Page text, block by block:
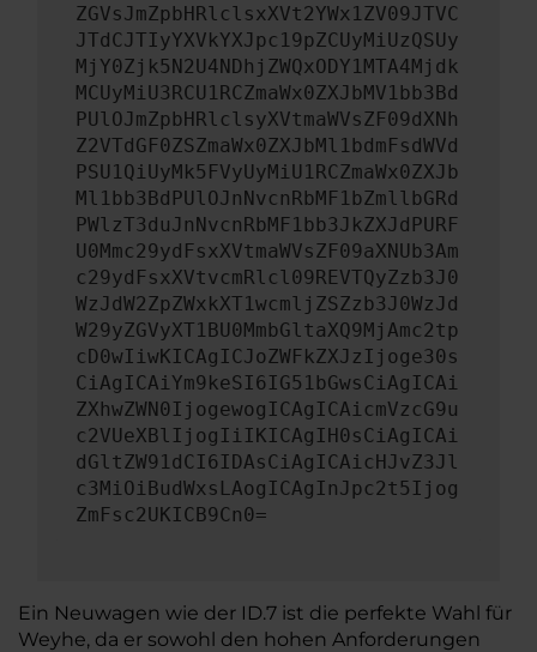
ZGVsJmZpbHRlclsxXVt2YWx1ZV09JTVC
JTdCJTIyYXVkYXJpc19pZCUyMiUzQSUy
MjY0Zjk5N2U4NDhjZWQxODY1MTA4Mjdk
MCUyMiU3RCU1RCZmaWx0ZXJbMV1bb3Bd
PUlOJmZpbHRlclsyXVtmaWVsZF09dXNh
Z2VTdGF0ZSZmaWx0ZXJbMl1bdmFsdWVd
PSU1QiUyMk5FVyUyMiU1RCZmaWx0ZXJb
Ml1bb3BdPUlOJnNvcnRbMF1bZmllbGRd
PWlzT3duJnNvcnRbMF1bb3JkZXJdPURF
U0Mmc29ydFsxXVtmaWVsZF09aXNUb3Am
c29ydFsxXVtvcmRlcl09REVTQyZzb3J0
WzJdW2ZpZWxkXT1wcmljZSZzb3J0WzJd
W29yZGVyXT1BU0MmbGltaXQ9MjAmc2tp
cD0wIiwKICAgICJoZWFkZXJzIjoge30s
CiAgICAiYm9keSI6IG51bGwsCiAgICAi
ZXhwZWN0IjogewogICAgICAicmVzcG9u
c2VUeXBlIjogIiIKICAgIH0sCiAgICAi
dGltZW91dCI6IDAsCiAgICAicHJvZ3Jl
c3MiOiBudWxsLAogICAgInJpc2t5Ijog
ZmFsc2UKICB9Cn0=
Ein Neuwagen wie der ID.7 ist die perfekte Wahl für
Weyhe, da er sowohl den hohen Anforderungen